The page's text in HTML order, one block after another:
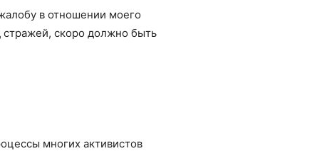
в отношении моего
стражей, скоро должно быть
многих активистов